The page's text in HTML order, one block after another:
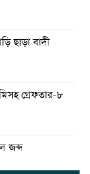
ছাড়া বাদী
গ্রেফতার-৮
জব্দ